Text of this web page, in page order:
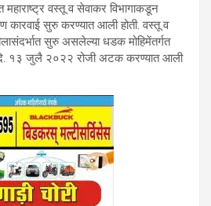
महाराष्ट्र वस्तू व सेवाकर विभागाकडून
कारवाई सुरु करण्यात आली होती. वस्तू व
सुरु असलेल्या धडक मोहिमेंतर्गत
दि. १३ जुलै २०२२ रोजी अटक करण्यात आली